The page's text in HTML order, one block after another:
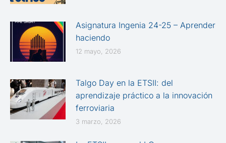
Asignatura Ingenia 24-25 – Aprender
haciendo
12 mayo, 2026
Talgo Day en la ETSII: del
aprendizaje práctico a la innovación
ferroviaria
3 marzo, 2026